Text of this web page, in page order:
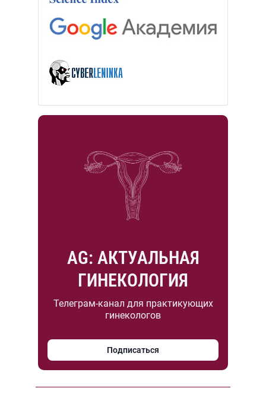
AG: АКТУАЛЬНАЯ
ГИНЕКОЛОГИЯ
Телеграм-канал для практикующих
гинекологов
Подписаться